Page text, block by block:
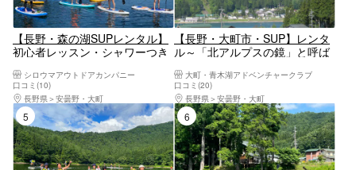
【長野・森の湖SUPレンタル】
初心者レッスン・シャワーつき
すめ！木崎湖で気軽にクルージ
ング♪
シロウマアウトドアカンパニー
口コミ(10)
長野県
安曇野・大町
【長野・大町市・SUP】レンタ
ル～「北アルプスの鏡」と呼ば
大町・青木湖アドベンチャークラブ
口コミ(20)
長野県
安曇野・大町
5位 6位